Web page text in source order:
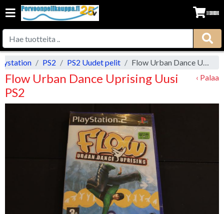
PS2 PS2 Uudet pelit Flow Urban Dance Uprising Uusi PS2
Flow Urban Dance Uprising Uusi
PS2
‹ Palaa